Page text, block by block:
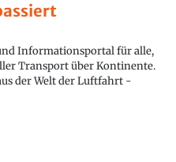
Informationsportal für alle,
Transport über Kontinente.
der Welt der Luftfahrt -